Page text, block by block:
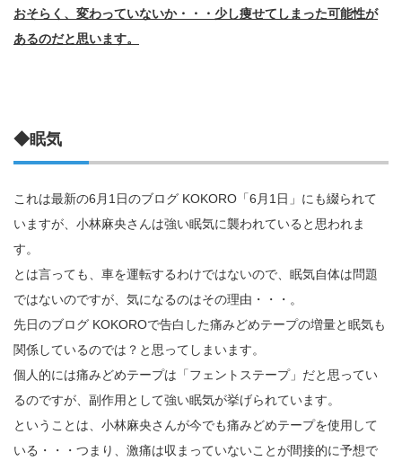
おそらく、変わっていないか・・・少し痩せてしまった可能性が
あるのだと思います。
◆眠気
これは最新の6月1日のブログ KOKORO「6月1日」にも綴られて
いますが、小林麻央さんは強い眠気に襲われていると思われま
す。
とは言っても、車を運転するわけではないので、眠気自体は問題
ではないのですが、気になるのはその理由・・・。
先日のブログ KOKOROで告白した痛みどめテープの増量と眠気も
関係しているのでは？と思ってしまいます。
個人的には痛みどめテープは「フェントステープ」だと思ってい
るのですが、副作用として強い眠気が挙げられています。
ということは、小林麻央さんが今でも痛みどめテープを使用して
いる・・・つまり、激痛は収まっていないことが間接的に予想で